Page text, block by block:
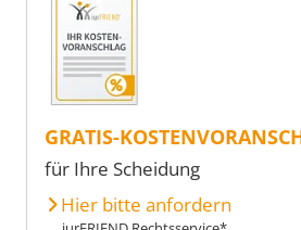
GRATIS-
für Ihre Scheidung
Hier bitte anfordern